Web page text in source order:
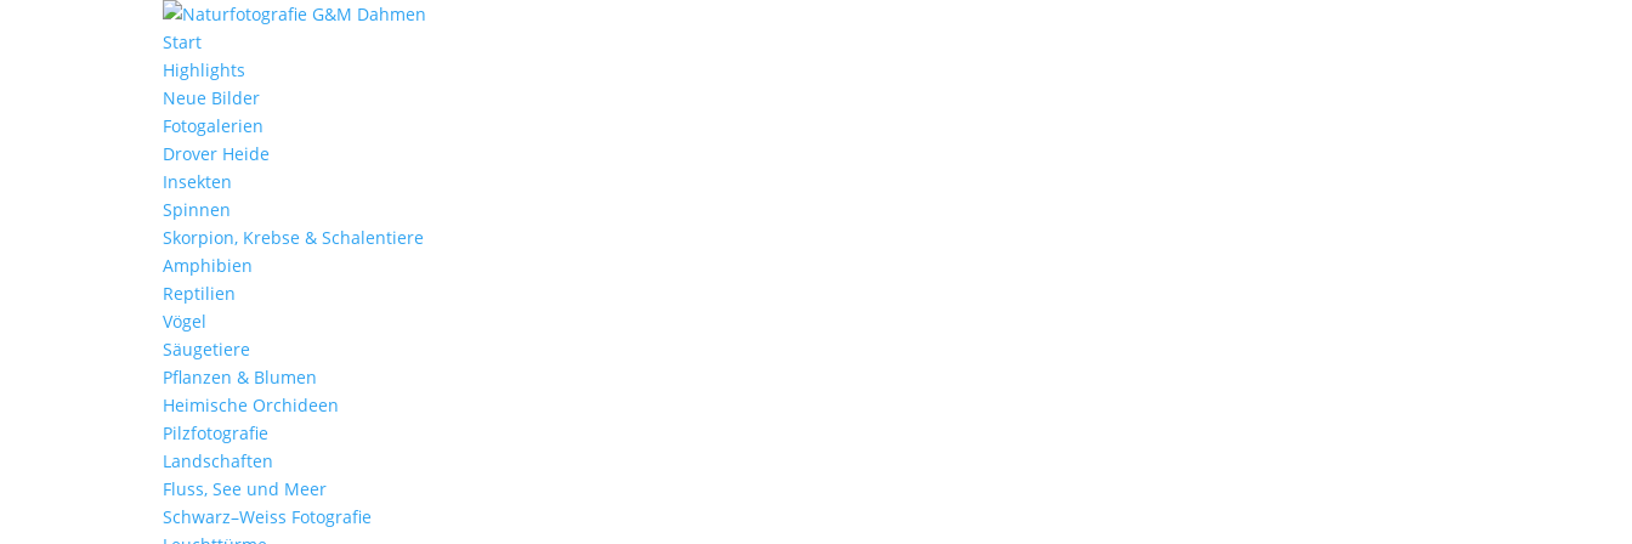
Start
Highlights
Neue Bilder
Fotogalerien
Drover Heide
Insekten
Spinnen
Skorpion, Krebse & Schalentiere
Amphibien
Reptilien
Vögel
Säugetiere
Pflanzen & Blumen
Heimische Orchideen
Pilzfotografie
Landschaften
Fluss, See und Meer
Schwarz–Weiss Fotografie